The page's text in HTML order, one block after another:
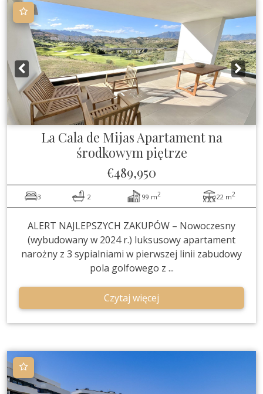
La Cala de Mijas Apartament na
środkowym piętrze
€489,950
3 2 99 m2 22 m2
ALERT NAJLEPSZYCH ZAKUPÓW – Nowoczesny
(wybudowany w 2024 r.) luksusowy apartament
narożny z 3 sypialniami w pierwszej linii zabudowy
pola golfowego z ...
Czytaj więcej